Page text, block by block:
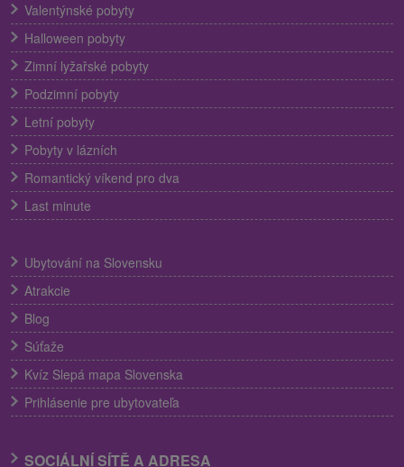
Valentýnské pobyty
Halloween pobyty
Zimní lyžařské pobyty
Podzimní pobyty
Letní pobyty
Pobyty v lázních
Romantický víkend pro dva
Last minute
Ubytování na Slovensku
Atrakcie
Blog
Súťaže
Kvíz Slepá mapa Slovenska
Prihlásenie pre ubytovateľa
SOCIÁLNÍ SÍTĚ A ADRESA